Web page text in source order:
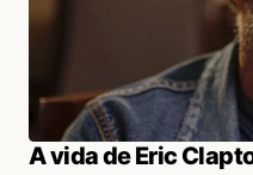
https://
Acesse para responder
A vida de Eric